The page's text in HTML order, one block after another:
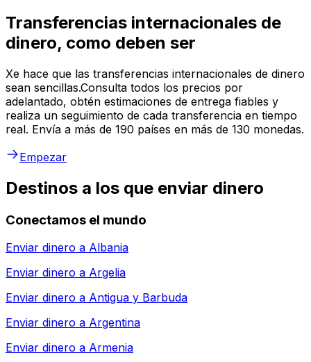
Transferencias internacionales de
dinero, como deben ser
Xe hace que las transferencias internacionales de dinero
sean sencillas.Consulta todos los precios por
adelantado, obtén estimaciones de entrega fiables y
realiza un seguimiento de cada transferencia en tiempo
real. Envía a más de 190 países en más de 130 monedas.
Empezar
Destinos a los que enviar dinero
Conectamos el mundo
Enviar dinero a Albania
Enviar dinero a Argelia
Enviar dinero a Antigua y Barbuda
Enviar dinero a Argentina
Enviar dinero a Armenia